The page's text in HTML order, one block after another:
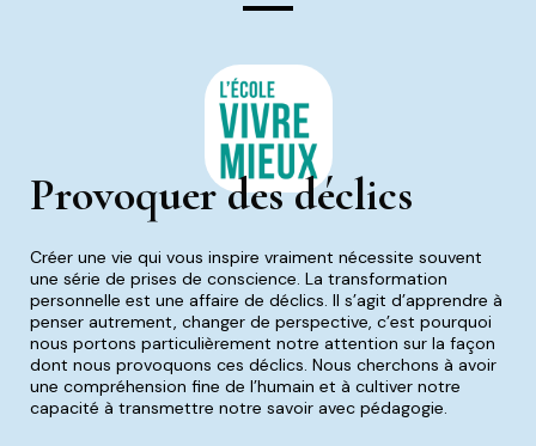
Provoquer des déclics
Créer une vie qui vous inspire vraiment nécessite souvent
une série de prises de conscience. La transformation
personnelle est une affaire de déclics. Il s’agit d’apprendre à
penser autrement, changer de perspective, c’est pourquoi
nous portons particulièrement notre attention sur la façon
dont nous provoquons ces déclics. Nous cherchons à avoir
une compréhension fine de l’humain et à cultiver notre
capacité à transmettre notre savoir avec pédagogie.